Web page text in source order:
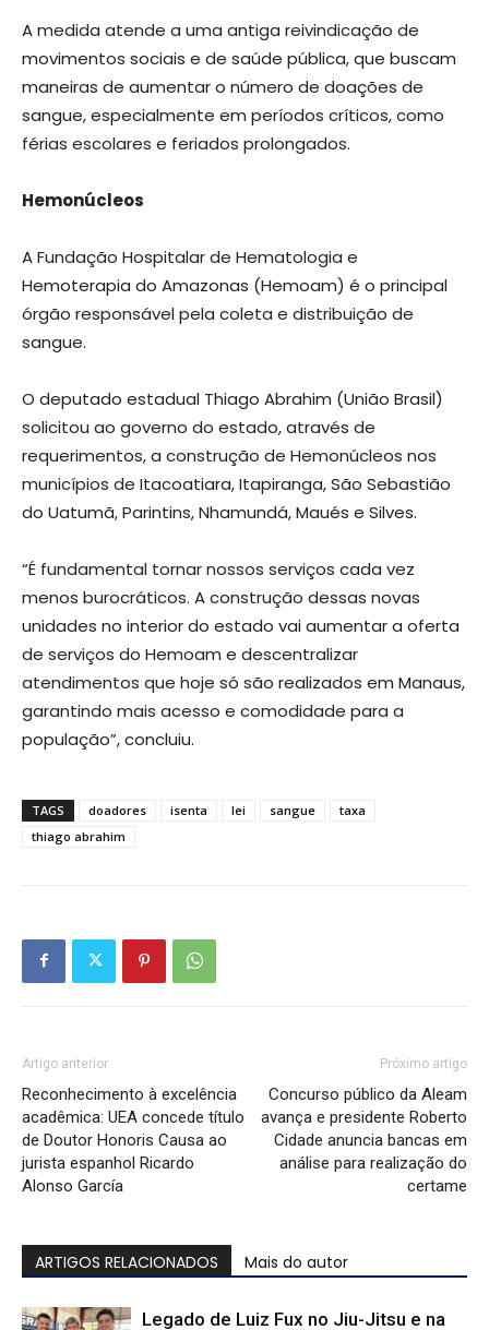
A medida atende a uma antiga reivindicação de
movimentos sociais e de saúde pública, que buscam
maneiras de aumentar o número de doações de
sangue, especialmente em períodos críticos, como
férias escolares e feriados prolongados.
Hemonúcleos
A Fundação Hospitalar de Hematologia e
Hemoterapia do Amazonas (Hemoam) é o principal
órgão responsável pela coleta e distribuição de
sangue.
O deputado estadual Thiago Abrahim (União Brasil)
solicitou ao governo do estado, através de
requerimentos, a construção de Hemonúcleos nos
municípios de Itacoatiara, Itapiranga, São Sebastião
do Uatumã, Parintins, Nhamundá, Maués e Silves.
“É fundamental tornar nossos serviços cada vez
menos burocráticos. A construção dessas novas
unidades no interior do estado vai aumentar a oferta
de serviços do Hemoam e descentralizar
atendimentos que hoje só são realizados em Manaus,
garantindo mais acesso e comodidade para a
população”, concluiu.
TAGS doadores isenta lei sangue
taxa
thiago abrahim
Artigo anterior
Reconhecimento à excelência
acadêmica: UEA concede título
de Doutor Honoris Causa ao
jurista espanhol Ricardo
Alonso García
Próximo artigo
Concurso público da Aleam
avança e presidente Roberto
Cidade anuncia bancas em
análise para realização do
certame
ARTIGOS RELACIONADOS Mais do autor
Legado de Luiz Fux no Jiu-Jitsu e na